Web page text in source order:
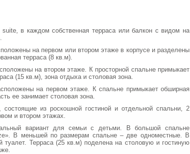
suite, в каждом собственная терраса или балкон с видом на
на первом или втором этаже в корпусе и разделены
терраса (8 кв.м).
на втором этаже. К просторной спальне примыкает
(15 кв.м), зона отдыха и столовая зона.
на первом этаже. К спальне примыкает обширная
ее занимает столовая зона.
из роскошной гостиной и отдельной спальни, 2
и втором этажах.
вариант для семьи с детьми. В большой спальне
В меньшей по размерам спальне – две одноместные. В
туалет. Терраса (25 кв.м) поделена на столовую и гостиную